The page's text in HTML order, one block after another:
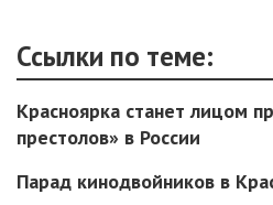
Ссылки по теме:
Красноярка станет лицом
престолов» в России
Парад кинодвойников в